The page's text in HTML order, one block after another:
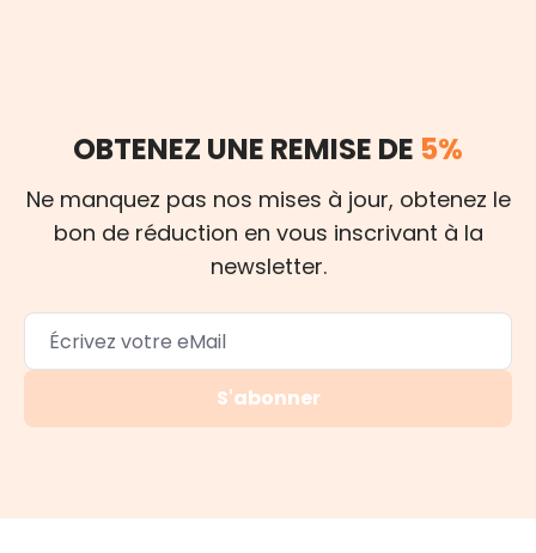
OBTENEZ UNE REMISE DE 5%
Ne manquez pas nos mises à jour, obtenez le
bon de réduction en vous inscrivant à la
newsletter.
S'abonner